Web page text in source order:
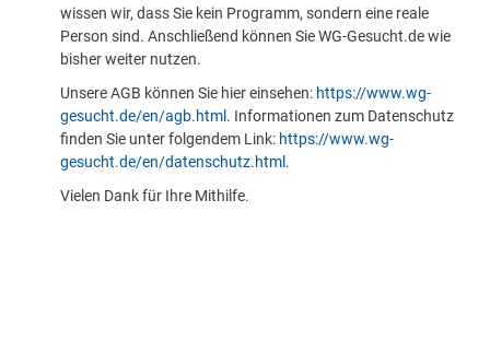
wissen wir, dass Sie kein Programm, sondern eine reale
Person sind. Anschließend können Sie WG-Gesucht.de wie
bisher weiter nutzen.
Unsere AGB können Sie hier einsehen: https://www.wg-
gesucht.de/en/agb.html . Informationen zum Datenschutz
finden Sie unter folgendem Link: https://www.wg-
gesucht.de/en/datenschutz.html .
Vielen Dank für Ihre Mithilfe.